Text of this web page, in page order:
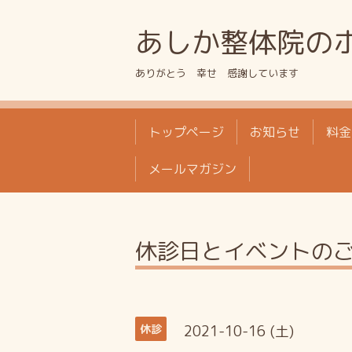
あしか整体院の
ありがとう 幸せ 感謝しています
トップページ お知らせ 料金
メールマガジン
休診日とイベントの
休診 2021-10-16 (土)